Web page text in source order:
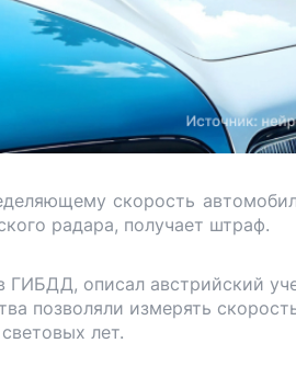
скорость
радара, получает штраф.
ГИБДД, описал австрийский
позволяли измерять
лет.